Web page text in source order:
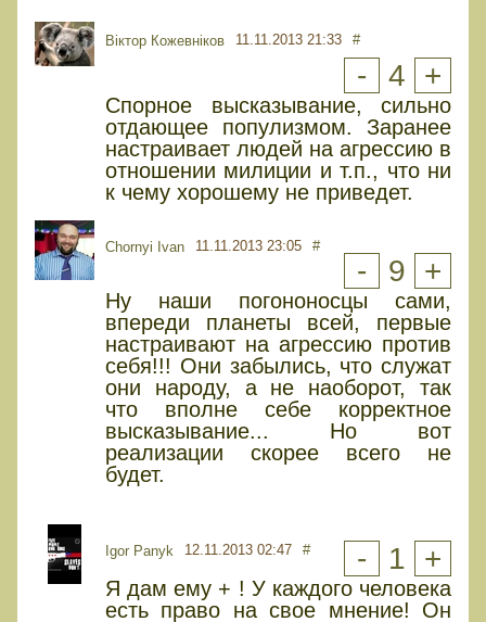
Віктор Кожевніков 11.11.2013 21:33 #
- 4 +
Спорное высказывание, сильно
отдающее популизмом. Заранее
настраивает людей на агрессию в
отношении милиции и т.п., что ни
к чему хорошему не приведет.
Chornyi Ivan 11.11.2013 23:05 #
- 9 +
Ну наши погононосцы сами,
впереди планеты всей, первые
настраивают на агрессию против
себя!!! Они забылись, что служат
они народу, а не наоборот, так
что вполне себе корректное
высказывание... Но вот
реализации скорее всего не
будет.
Igor Panyk 12.11.2013 02:47 # - 1 +
Я дам ему + ! У каждого человека
есть право на свое мнение! Он